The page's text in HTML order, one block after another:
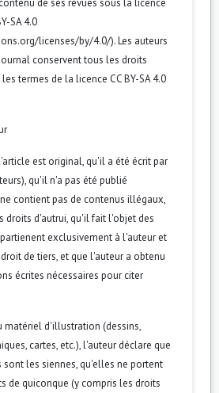
SA 4.0
licenses/by/4.0/). Les auteurs
conservent tous les droits
termes de la licence CC BY-SA 4.0
est original, qu'il a été écrit par
qu'il n'a pas été publié
contient pas de contenus illégaux,
droits d'autrui, qu'il fait l'objet des
exclusivement à l'auteur et
de tiers, et que l'auteur a obtenu
écrites nécessaires pour citer
matériel d'illustration (dessins,
cartes, etc.), l'auteur déclare que
les siennes, qu'elles ne portent
de quiconque (y compris les droits